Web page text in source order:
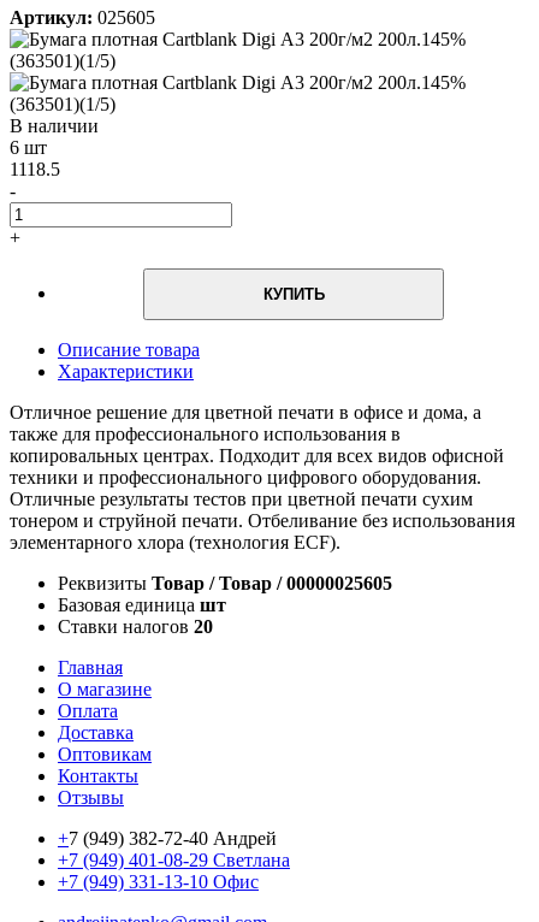
Артикул: 025605
В наличии
6 шт
1118.5
-
+
КУПИТЬ
Описание товара
Характеристики
Отличное решение для цветной печати в офисе и дома, а
также для профессионального использования в
копировальных центрах. Подходит для всех видов офисной
техники и профессионального цифрового оборудования.
Отличные результаты тестов при цветной печати сухим
тонером и струйной печати. Отбеливание без использования
элементарного хлора (технология ECF).
Реквизиты Товар / Товар / 00000025605
Базовая единица шт
Ставки налогов 20
Главная
О магазине
Оплата
Доставка
Оптовикам
Контакты
Отзывы
+7 (949) 382-72-40 Андрей
+7 (949) 401-08-29 Светлана
+7 (949) 331-13-10 Офис